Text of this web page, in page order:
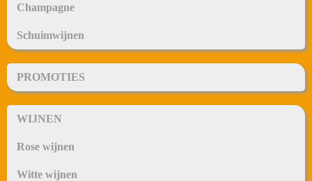
Champagne
Schuimwijnen
PROMOTIES
WIJNEN
Rose wijnen
Witte wijnen